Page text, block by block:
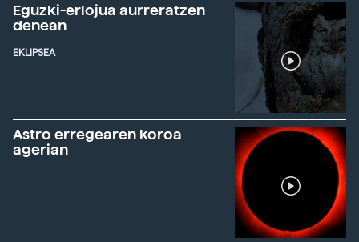
Eguzki-erlojua aurreratzen
denean
EKLIPSEA
Astro erregearen koroa
agerian